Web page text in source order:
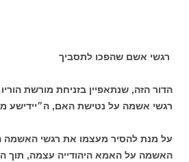
רגשי אשם שהפכו לתסביך
הדור הזה, שנתאפיין בזניחת מורשת
רגשי אשמה על נטישת האם, ה״יידישע
על מנת להסיר מעצמו את רגשי האשמה
האשמה על האמא היהודייה עצמה, תוך